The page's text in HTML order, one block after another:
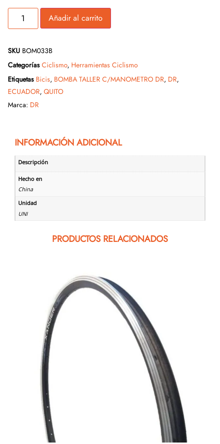
Añadir al carrito
SKU BOM033B
Categorías Ciclismo, Herramientas Ciclismo
Etiquetas Bicis, BOMBA TALLER C/MANOMETRO DR, DR,
ECUADOR, QUITO
Marca: DR
INFORMACIÓN ADICIONAL
Descripción
Hecho en
China
Unidad
UNI
PRODUCTOS RELACIONADOS